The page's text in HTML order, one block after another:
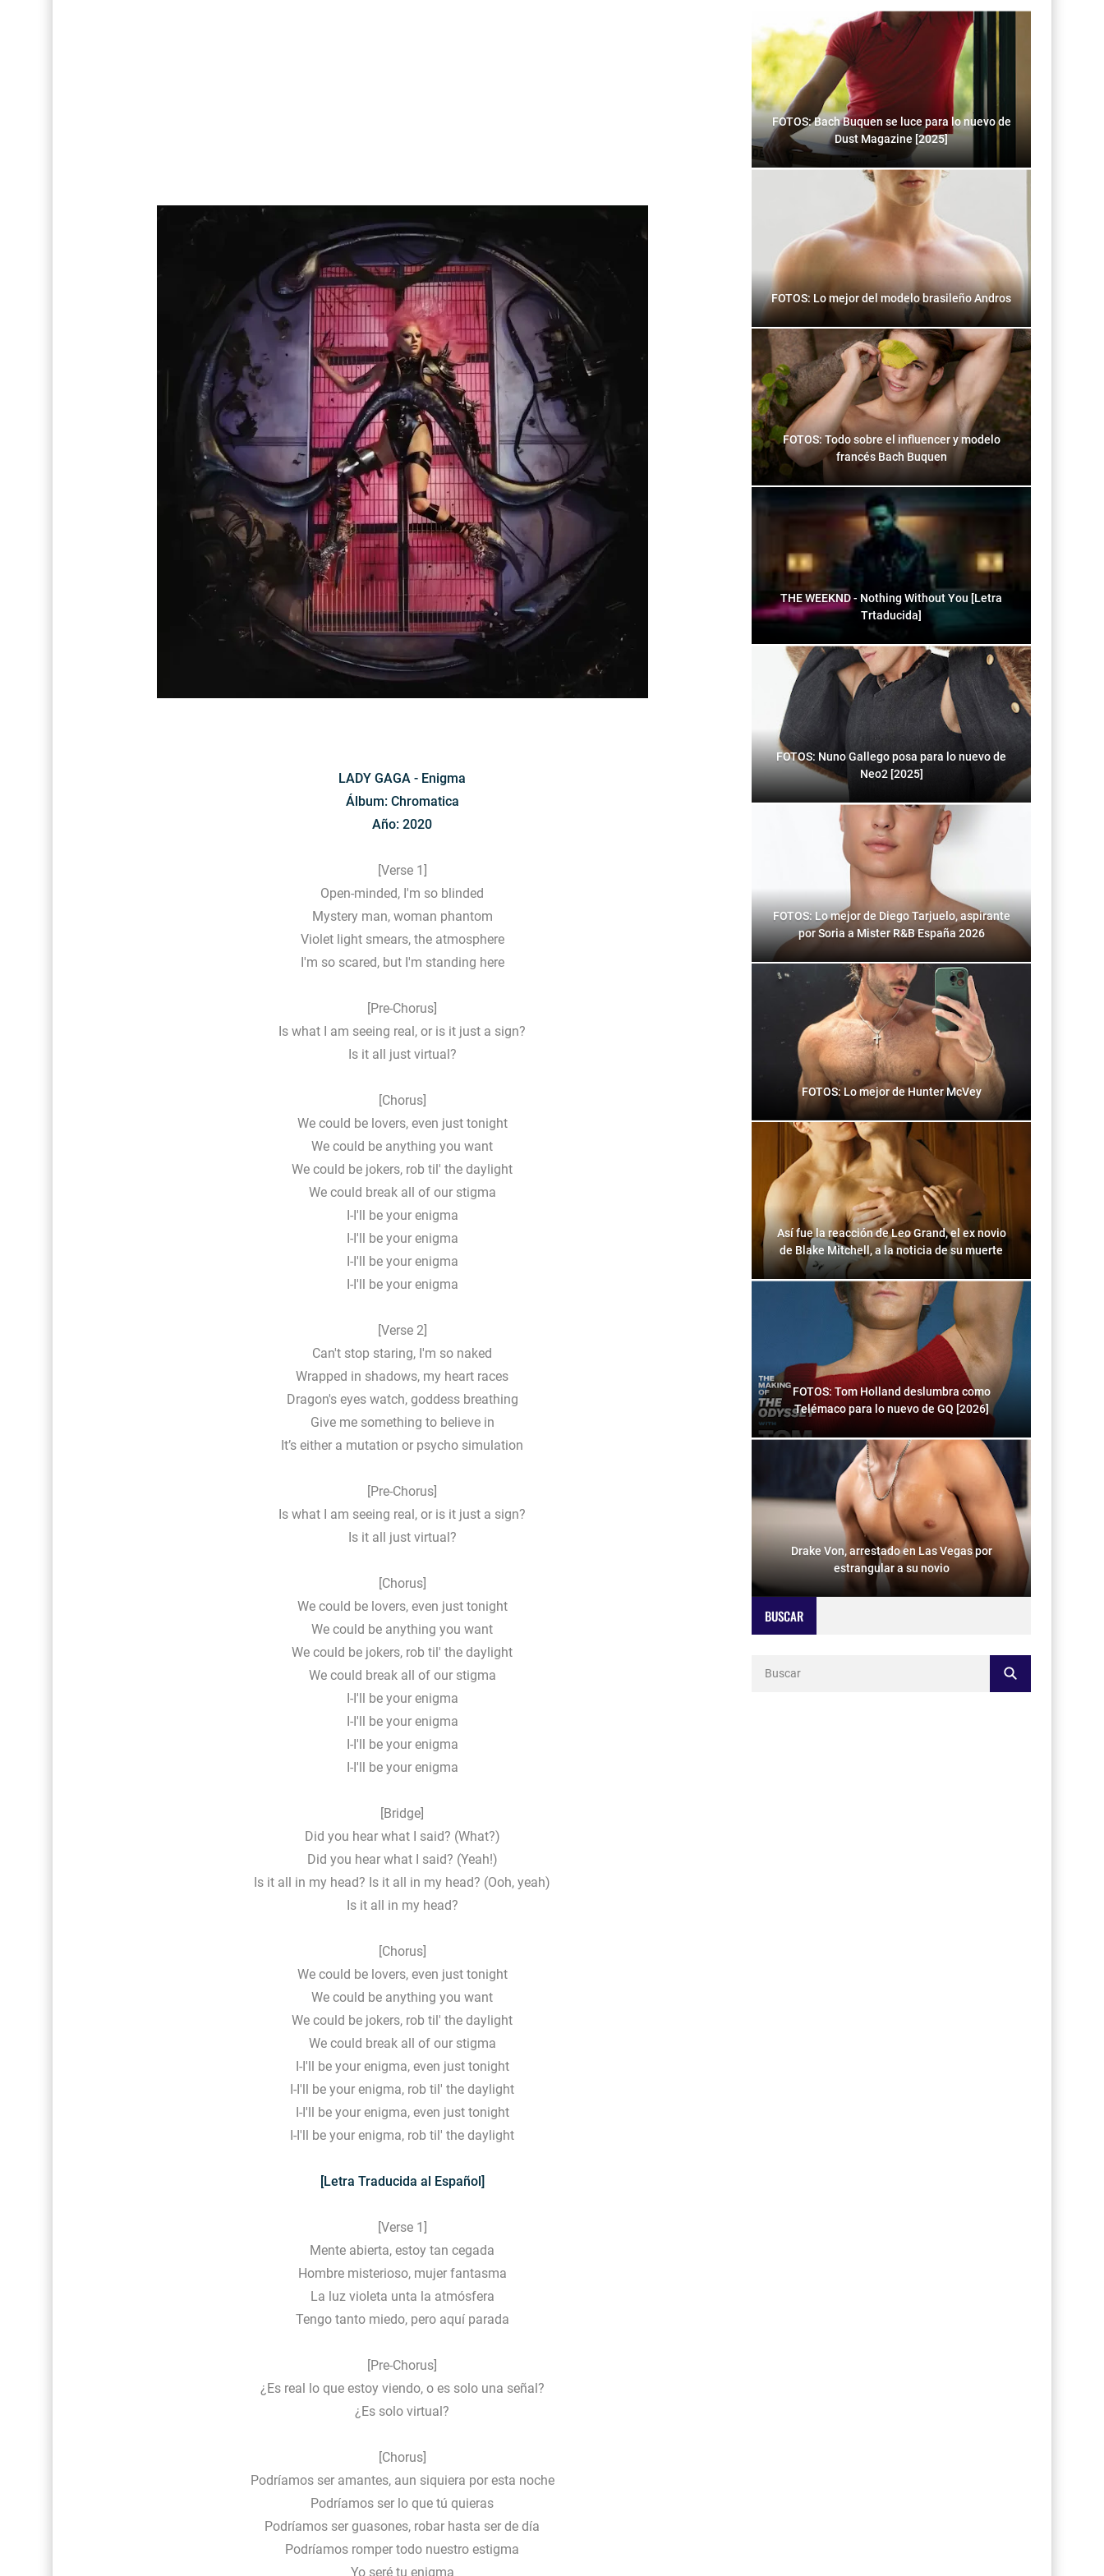
LADY GAGA - Enigma
Álbum: Chromatica
Año: 2020
[Verse 1]
Open-minded, I'm so blinded
Mystery man, woman phantom
Violet light smears, the atmosphere
I'm so scared, but I'm standing here
[Pre-Chorus]
Is what I am seeing real, or is it just a sign?
Is it all just virtual?
[Chorus]
We could be lovers, even just tonight
We could be anything you want
We could be jokers, rob til' the daylight
We could break all of our stigma
I-I'll be your enigma
I-I'll be your enigma
I-I'll be your enigma
I-I'll be your enigma
[Verse 2]
Can't stop staring, I'm so naked
Wrapped in shadows, my heart races
Dragon's eyes watch, goddess breathing
Give me something to believe in
It’s either a mutation or psycho simulation
[Pre-Chorus]
Is what I am seeing real, or is it just a sign?
Is it all just virtual?
[Chorus]
We could be lovers, even just tonight
We could be anything you want
We could be jokers, rob til' the daylight
We could break all of our stigma
I-I'll be your enigma
I-I'll be your enigma
I-I'll be your enigma
I-I'll be your enigma
[Bridge]
Did you hear what I said? (What?)
Did you hear what I said? (Yeah!)
Is it all in my head? Is it all in my head? (Ooh, yeah)
Is it all in my head?
[Chorus]
We could be lovers, even just tonight
We could be anything you want
We could be jokers, rob til' the daylight
We could break all of our stigma
I-I'll be your enigma, even just tonight
I-I'll be your enigma, rob til' the daylight
I-I'll be your enigma, even just tonight
I-I'll be your enigma, rob til' the daylight
[Letra Traducida al Español]
[Verse 1]
Mente abierta, estoy tan cegada
Hombre misterioso, mujer fantasma
La luz violeta unta la atmósfera
Tengo tanto miedo, pero aquí parada
[Pre-Chorus]
¿Es real lo que estoy viendo, o es solo una señal?
¿Es solo virtual?
[Chorus]
Podríamos ser amantes, aun siquiera por esta noche
Podríamos ser lo que tú quieras
Podríamos ser guasones, robar hasta ser de día
Podríamos romper todo nuestro estigma
Yo seré tu enigma
FOTOS: Bach Buquen se luce para lo nuevo de
Dust Magazine [2025]
FOTOS: Lo mejor del modelo brasileño Andros
FOTOS: Todo sobre el influencer y modelo
francés Bach Buquen
THE WEEKND - Nothing Without You [Letra
Trtaducida]
FOTOS: Nuno Gallego posa para lo nuevo de
Neo2 [2025]
FOTOS: Lo mejor de Diego Tarjuelo, aspirante
por Soria a Mister R&B España 2026
FOTOS: Lo mejor de Hunter McVey
Así fue la reacción de Leo Grand, el ex novio
de Blake Mitchell, a la noticia de su muerte
FOTOS: Tom Holland deslumbra como
Telémaco para lo nuevo de GQ [2026]
Drake Von, arrestado en Las Vegas por
estrangular a su novio
BUSCAR